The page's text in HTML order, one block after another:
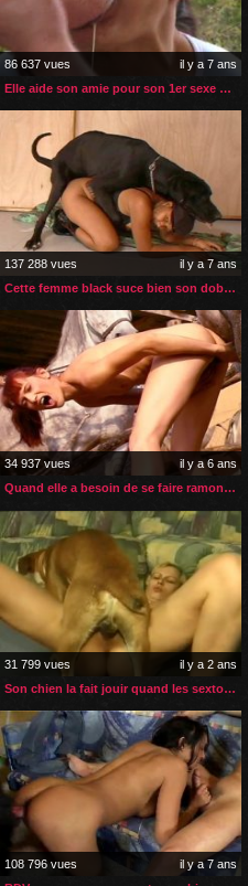
86 637 vues
il y a 7 ans
Elle aide son amie pour son 1er sexe et sperme de cheval
137 288 vues
il y a 7 ans
Cette femme black suce bien son doberman avant la levrette
34 937 vues
il y a 6 ans
Quand elle a besoin de se faire ramoner elle va voir son étalon
31 799 vues
il y a 2 ans
Son chien la fait jouir quand les sextoys ne suffisent plus
108 796 vues
il y a 7 ans